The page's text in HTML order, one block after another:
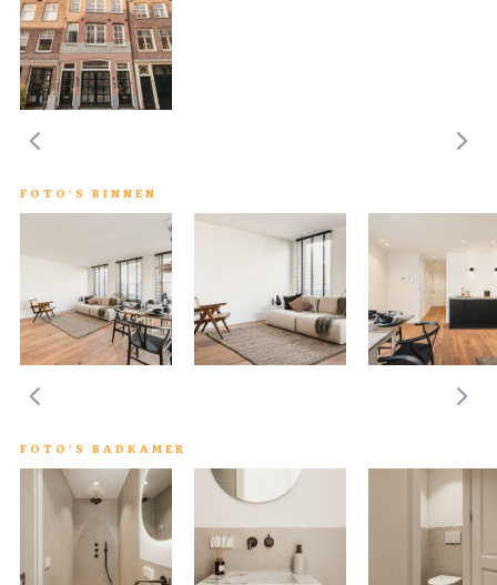
FOTO'S BINNEN
FOTO'S BADKAMER